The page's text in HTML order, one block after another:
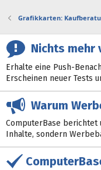
Grafikkarten:
Nichts mehr
Erhalte eine Push-
Erscheinen neuer Tests
Warum
ComputerBase berichtet
Inhalte, sondern